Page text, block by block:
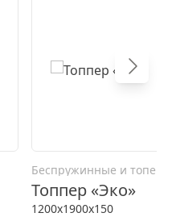
Беспружинные и топеры
Топпер «Эко»
1200x1900x150